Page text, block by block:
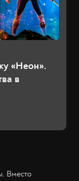
«Неон».
в
Вместо